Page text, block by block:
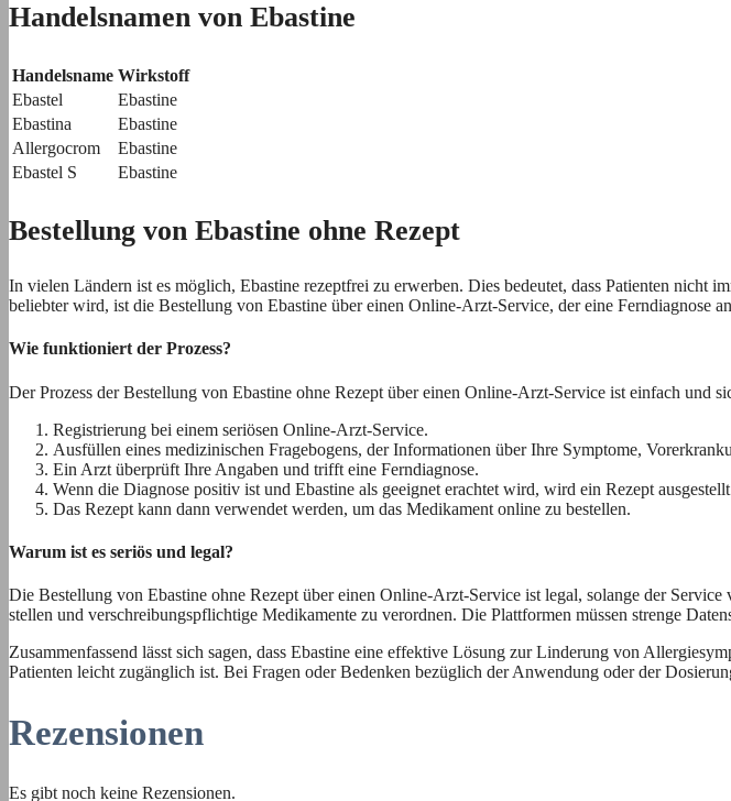
Handelsnamen von Ebastine
Handelsname Wirkstoff
Ebastel
Ebastine
Ebastina
Ebastine
Allergocrom
Ebastine
Ebastel S
Ebastine
Bestellung von Ebastine ohne Rezept
In vielen Ländern ist es möglich, Ebastine rezeptfrei zu erwerben. Dies bedeutet, dass Patienten
beliebter wird, ist die Bestellung von Ebastine über einen Online-Arzt-Service, der eine Ferndiagnose
Wie funktioniert der Prozess?
Der Prozess der Bestellung von Ebastine ohne Rezept über einen Online-Arzt-Service ist einfach und
Registrierung bei einem seriösen Online-Arzt-Service.
Ausfüllen eines medizinischen Fragebogens, der Informationen über Ihre Symptome,
Ein Arzt überprüft Ihre Angaben und trifft eine Ferndiagnose.
Wenn die Diagnose positiv ist und Ebastine als geeignet erachtet wird, wird ein Rezept
Das Rezept kann dann verwendet werden, um das Medikament online zu bestellen.
Warum ist es seriös und legal?
Die Bestellung von Ebastine ohne Rezept über einen Online-Arzt-Service ist legal, solange der
stellen und verschreibungspflichtige Medikamente zu verordnen. Die Plattformen müssen strenge
Zusammenfassend lässt sich sagen, dass Ebastine eine effektive Lösung zur Linderung von
Patienten leicht zugänglich ist. Bei Fragen oder Bedenken bezüglich der Anwendung oder der
Rezensionen
Es gibt noch keine Rezensionen.